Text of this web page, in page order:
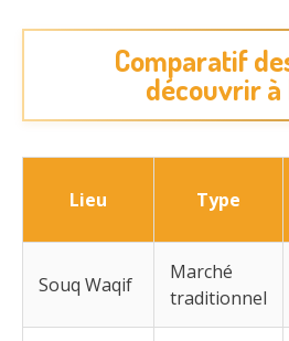
Comparatif
découvrir à
Lieu Type
Souq Waqif
Marché
traditionnel